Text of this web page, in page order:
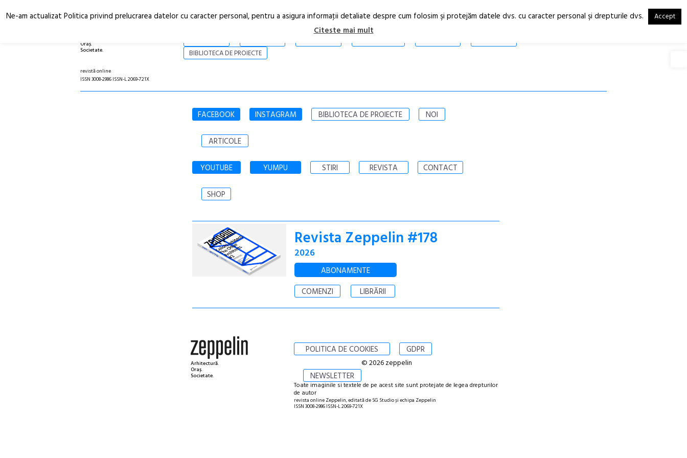
Oraș.
Societate.
RO
EN
BIBLIOTECA DE PROIECTE
revistă online
ISSN 3008-2986 ISSN-L 2069-721X
FACEBOOK INSTAGRAM BIBLIOTECA DE PROIECTE NOI
ARTICOLE
YOUTUBE YUMPU STIRI REVISTA CONTACT
SHOP
Revista Zeppelin #178
2026
ABONAMENTE
COMENZI
LIBRĂRII
Arhitectură.
Oraș.
Societate.
POLITICA DE COOKIES GDPR
NEWSLETTER
© 2026 zeppelin
Toate imaginile si textele de pe acest site sunt protejate de legea drepturilor
de autor
revista online Zeppelin, editată de SG Studio și echipa Zeppelin
ISSN 3008-2986 ISSN-L 2069-721X
Ne-am actualizat Politica privind prelucrarea datelor cu caracter personal, pentru a asigura informaţii detaliate despre cum folosim şi protejăm datele dvs. cu caracter personal şi drepturile dvs. Accept
Citeste mai mult